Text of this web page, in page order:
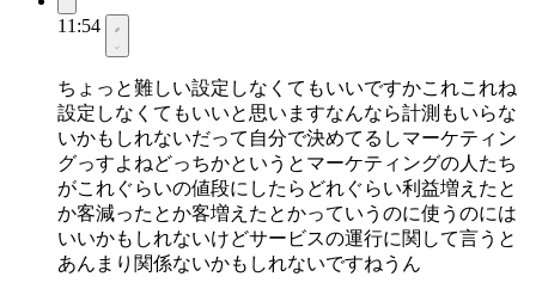
11:54
ちょっと難しい設定しなくてもいいですかこれこれね
設定しなくてもいいと思いますなんなら計測もいらな
いかもしれないだって自分で決めてるしマーケティン
グっすよねどっちかというとマーケティングの人たち
がこれぐらいの値段にしたらどれぐらい利益増えたと
か客減ったとか客増えたとかっていうのに使うのには
いいかもしれないけどサービスの運行に関して言うと
あんまり関係ないかもしれないですねうん